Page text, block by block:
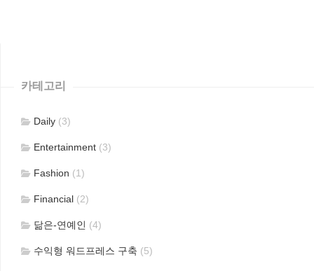
카테고리
Daily (3)
Entertainment (3)
Fashion (1)
Financial (2)
닮은-연예인 (4)
수익형 워드프레스 구축 (5)